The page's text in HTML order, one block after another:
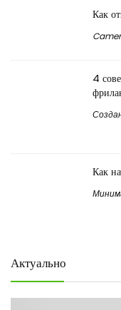
Как
4
Как
Актуально